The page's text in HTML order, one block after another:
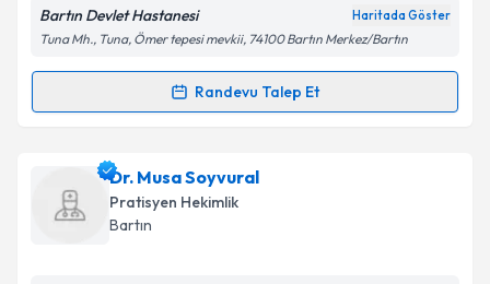
Kişisel verilerimin işlenmesine ilişkin
Metni'ni okudum ve kişisel verilerimin belirtilen
Takvim Talebini Gönder
Bartın Devlet Hastanesi Haritada Göster
Tuna Mh., Tuna, Ömer tepesi mevkii, 74100 Bartın Merkez/Bartın
Randevu Talep Et
Randevu Takvimi Talebi
Dr. Mehmet Emin Eroliçin randevu takvimi talebi
oluşturun. Size bu uzmandan randevu almanız için bir
takvim hazırlandığında e-posta ile bilgilendireceğiz.
Dr. Musa Soyvural
Pratisyen Hekimlik
Bartın